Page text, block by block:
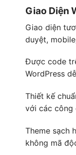
Giao Diện
Giao diện
duyệt,
Được code
WordPress
Thiết kế
với các công
Theme sạch
không mã